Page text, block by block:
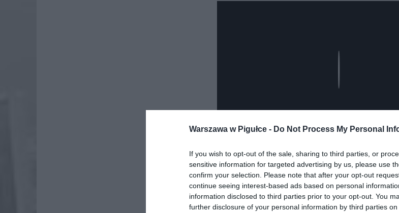
Warszawa w Pigułce - Do Not Process My Personal
If you wish to opt-out of the sale, sharing to third parties, or
sensitive information for targeted advertising by us, please use
confirm your selection. Please note that after your opt-out
continue seeing interest-based ads based on personal
information disclosed to third parties prior to your opt-out. You
further disclosure of your personal information by third parties on
Dodaj nas do preferowanych źródeł w Google